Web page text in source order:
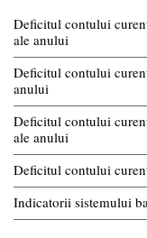
Deficitul contului
ale anului
Deficitul contului
anului
Deficitul contului
ale anului
Deficitul contului
Indicatorii sistemului